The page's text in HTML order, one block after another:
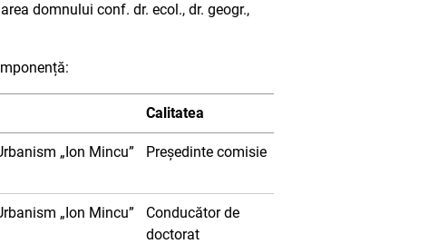
domnului conf. dr. ecol., dr. geogr.,
Calitatea
„Ion Mincu”
Președinte comisie
„Ion Mincu”
Conducător de
doctorat